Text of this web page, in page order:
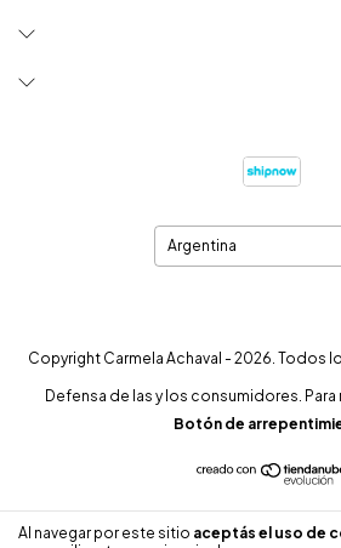
Al navegar por este sitio aceptás el uso de
Copyright Carmela Achaval - 2026. Todos
Defensa de las y los consumidores.
Botón de